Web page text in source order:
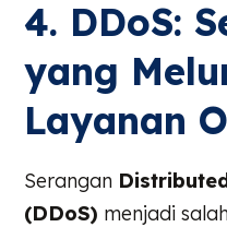
4. DDoS:
yang
Layanan
Serangan
(DDoS) menjadi